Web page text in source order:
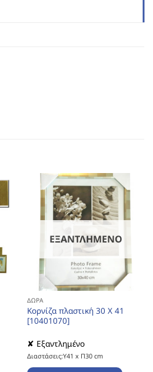
ΕΞΑΝΤΛΗΜΈΝΟ
ΔΏΡΑ
Κορνίζα πλαστική 30 Χ 41
[10401070]
✘ Εξαντλημένο
Διαστάσεις:Υ41 x Π30 cm